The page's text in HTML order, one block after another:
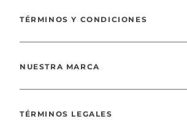
TÉRMINOS Y CONDICIONES
NUESTRA MARCA
TÉRMINOS LEGALES